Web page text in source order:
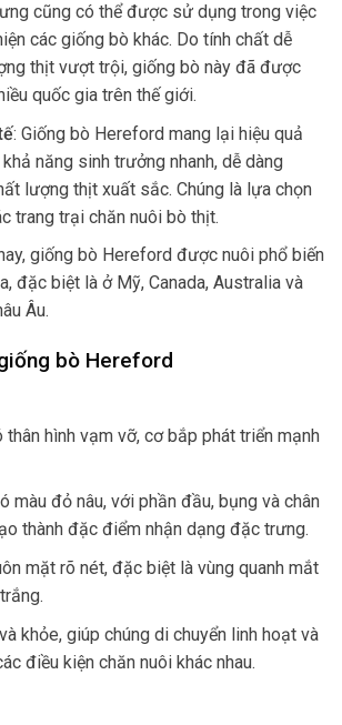
cũng có thể được sử dụng trong việc
các giống bò khác. Do tính chất dễ
thịt vượt trội, giống bò này đã được
quốc gia trên thế giới.
: Giống bò Hereford mang lại hiệu quả
năng sinh trưởng nhanh, dễ dàng
lượng thịt xuất sắc. Chúng là lựa chọn
trang trại chăn nuôi bò thịt.
giống bò Hereford được nuôi phổ biến
đặc biệt là ở Mỹ, Canada, Australia và
Âu.
bò Hereford
hình vạm vỡ, cơ bắp phát triển mạnh
màu đỏ nâu, với phần đầu, bụng và chân
thành đặc điểm nhận dạng đặc trưng.
mặt rõ nét, đặc biệt là vùng quanh mắt
khỏe, giúp chúng di chuyển linh hoạt và
điều kiện chăn nuôi khác nhau.